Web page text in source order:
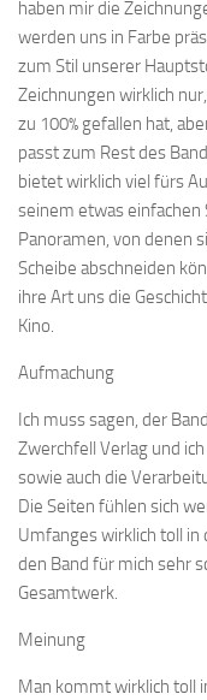
haben mir die
werden uns in Farbe
zum Stil unserer
Zeichnungen wirklich
zu 100% gefallen hat,
passt zum Rest des
bietet wirklich viel fürs
seinem etwas einfachen
Panoramen, von denen
Scheibe abschneiden
ihre Art uns die
Kino.
Aufmachung
Ich muss sagen, der
Zwerchfell Verlag und
sowie auch die
Die Seiten fühlen sich
Umfanges wirklich toll in
den Band für mich sehr
Gesamtwerk.
Meinung
Man kommt wirklich toll